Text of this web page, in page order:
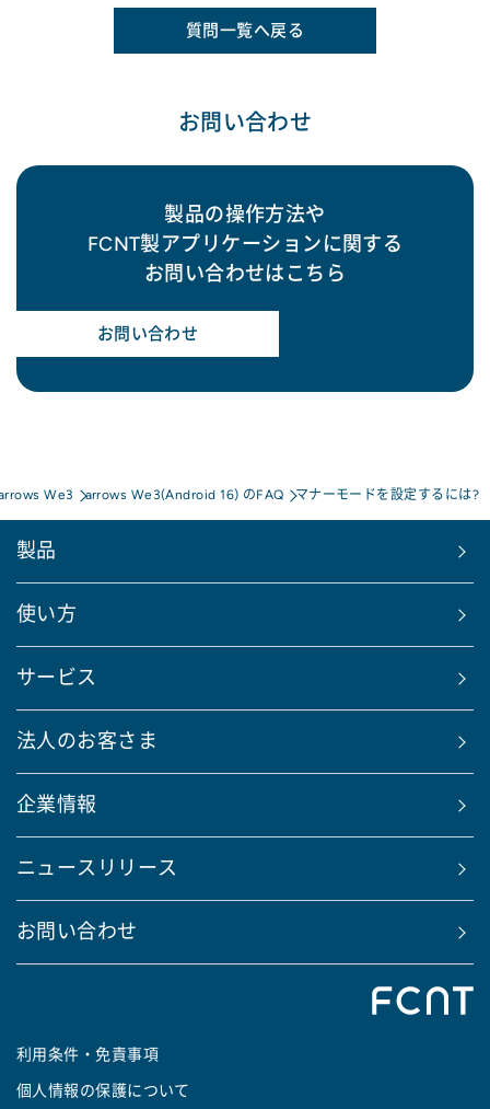
質問一覧へ戻る
お問い合わせ
製品の操作方法や
FCNT製アプリケーションに関する
お問い合わせはこちら
お問い合わせ
We3 arrows We3(Android 16) のFAQ マナーモードを設定するには?
製品
使い方
サービス
法人のお客さま
企業情報
ニュースリリース
お問い合わせ
利用条件・免責事項
個人情報の保護について